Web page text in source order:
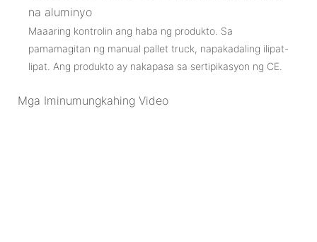
na aluminyo
Maaaring kontrolin ang haba ng produkto. Sa
pamamagitan ng manual pallet truck, napakadaling ilipat-
lipat. Ang produkto ay nakapasa sa sertipikasyon ng CE.
Mga Iminumungkahing Video